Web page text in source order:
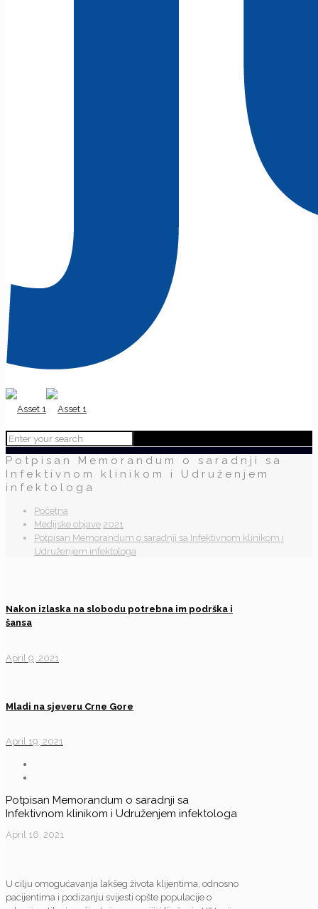
Potpisan Memorandum o saradnji sa
Infektivnom klinikom i Udruženjem
infektologa
Početna
Medijske objave 2021
Potpisan Memorandum o saradnji sa Infektivnom klinikom i
Udruženjem infektologa
Nakon izlaska na slobodu potrebna im podrška i
šansa
April 9, 2021
Mladi na sjeveru Crne Gore
April 19, 2021
Potpisan Memorandum o saradnji sa
Infektivnom klinikom i Udruženjem infektologa
April 16, 2021
U cilju omogućavanja lakšeg života klijentima, odnosno
pacijentima i podizanju svijesti opšte populacije o